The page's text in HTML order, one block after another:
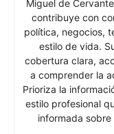
Miguel de
contribuye con
política, negocios,
estilo de vida.
cobertura clara,
a comprender la
Prioriza la
estilo profesional
informada